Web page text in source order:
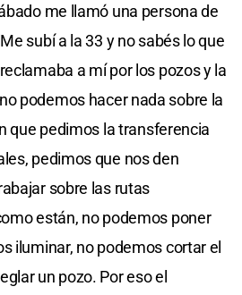
me llamó una persona de
subí a la 33 y no sabés lo que
a mí por los pozos y la
podemos hacer nada sobre la
que pedimos la transferencia
pedimos que nos den
sobre las rutas
están, no podemos poner
iluminar, no podemos cortar el
un pozo. Por eso el